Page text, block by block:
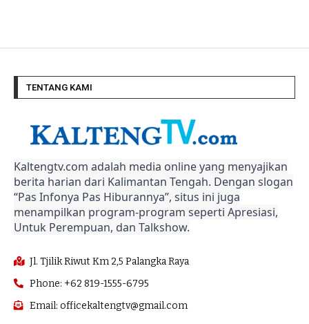
TENTANG KAMI
Kaltengtv.com adalah media online yang menyajikan
berita harian dari Kalimantan Tengah. Dengan slogan
“Pas Infonya Pas Hiburannya”, situs ini juga
menampilkan program-program seperti Apresiasi,
Untuk Perempuan, dan Talkshow.
Jl. Tjilik Riwut Km 2,5 Palangka Raya
Phone: +62 819-1555-6795
Email: officekaltengtv@gmail.com